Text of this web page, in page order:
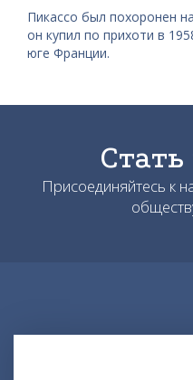
Пикассо был похоронен
он купил по прихоти в
юге Франции.
Присоединяйтесь к